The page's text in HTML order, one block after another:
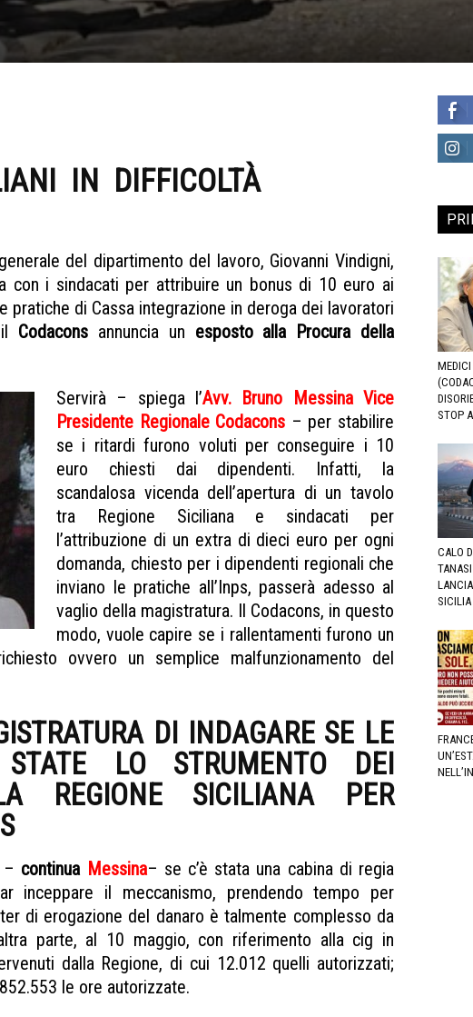
IN DIFFICOLTÀ
del dipartimento del lavoro, Giovanni Vindigni,
con i sindacati per attribuire un bonus di 10 euro ai
pratiche di Cassa integrazione in deroga dei lavoratori
Codacons annuncia un esposto alla Procura della
Servirà – spiega l’Avv. Bruno Messina Vice
Presidente Regionale Codacons – per stabilire
se i ritardi furono voluti per conseguire i 10
euro chiesti dai dipendenti. Infatti, la
scandalosa vicenda dell’apertura di un tavolo
tra Regione Siciliana e sindacati per
l’attribuzione di un extra di dieci euro per ogni
domanda, chiesto per i dipendenti regionali che
inviano le pratiche all’Inps, passerà adesso al
vaglio della magistratura. Il Codacons, in questo
modo, vuole capire se i rallentamenti furono un
ovvero un semplice malfunzionamento del
DI INDAGARE SE LE
LO STRUMENTO DEI
REGIONE SICILIANAPER
continua Messina– se c’è stata una cabina di regia
inceppare il meccanismo, prendendo tempo per
di erogazione del danaro è talmente complesso da
parte, al 10 maggio, con riferimento alla cig in
dalla Regione, di cui 12.012 quelli autorizzati;
le ore autorizzate.
STOP
CALO
SICILIA